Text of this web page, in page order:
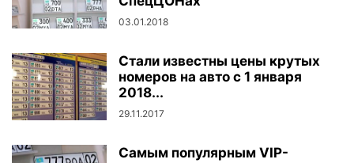
03.01.2018
Стали известны цены крутых
номеров на авто с 1 января
2018...
29.11.2017
Самым популярным VIP-